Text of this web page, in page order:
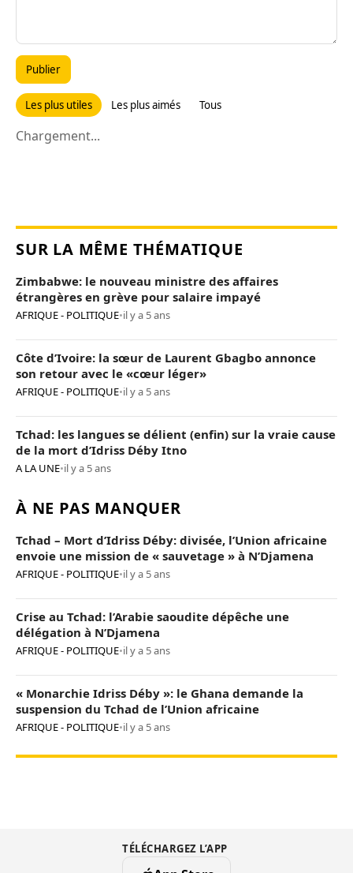
Publier
Les plus utiles Les plus aimés Tous
Chargement...
SUR LA MÊME THÉMATIQUE
Zimbabwe: le nouveau ministre des affaires
étrangères en grève pour salaire impayé
AFRIQUE - POLITIQUE•il y a 5 ans
Côte d’Ivoire: la sœur de Laurent Gbagbo annonce
son retour avec le «cœur léger»
AFRIQUE - POLITIQUE•il y a 5 ans
Tchad: les langues se délient (enfin) sur la vraie cause
de la mort d’Idriss Déby Itno
A LA UNE•il y a 5 ans
À NE PAS MANQUER
Tchad – Mort d’Idriss Déby: divisée, l’Union africaine
envoie une mission de « sauvetage » à N’Djamena
AFRIQUE - POLITIQUE•il y a 5 ans
Crise au Tchad: l’Arabie saoudite dépêche une
délégation à N’Djamena
AFRIQUE - POLITIQUE•il y a 5 ans
« Monarchie Idriss Déby »: le Ghana demande la
suspension du Tchad de l’Union africaine
AFRIQUE - POLITIQUE•il y a 5 ans
TÉLÉCHARGEZ L’APP